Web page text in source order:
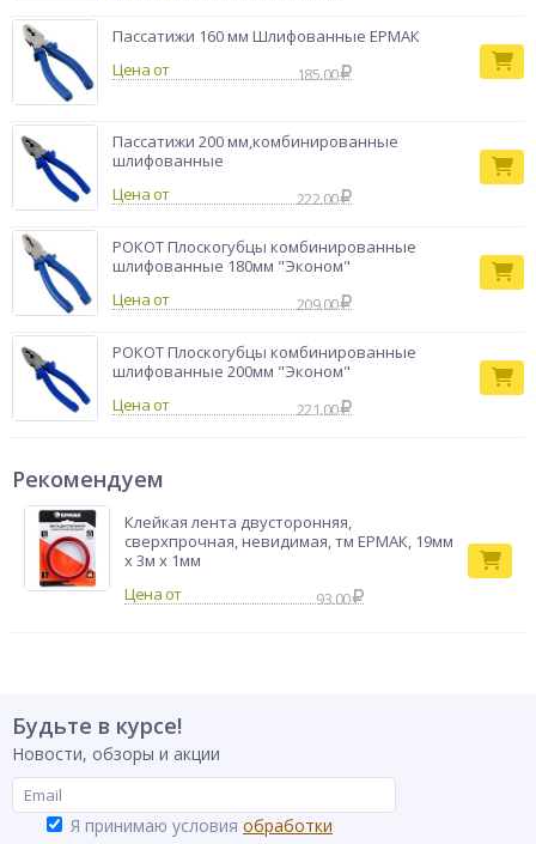
Пассатижи 160 мм Шлифованные ЕРМАК
Цена от
185.00
Пассатижи 200 мм,комбинированные
шлифованные
Цена от
222.00
РОКОТ Плоскогубцы комбинированные
шлифованные 180мм "Эконом"
Цена от
209.00
РОКОТ Плоскогубцы комбинированные
шлифованные 200мм "Эконом"
Цена от
221.00
Рекомендуем
Клейкая лента двусторонняя,
сверхпрочная, невидимая, тм ЕРМАК, 19мм
x 3м x 1мм
93.00
Будьте в курсе!
Новости, обзоры и акции
Я принимаю условия обработки